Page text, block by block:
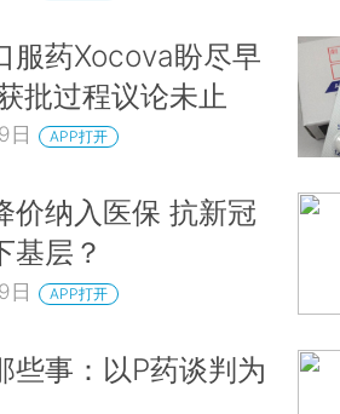
服药Xocova盼尽早
批过程议论未止
日 APP打开
价纳入医保 抗新冠
基层？
日 APP打开
些事：以P药谈判为